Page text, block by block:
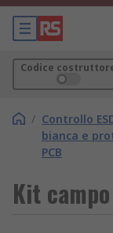
Codice
/ Controllo
bianca e
PCB
Kit